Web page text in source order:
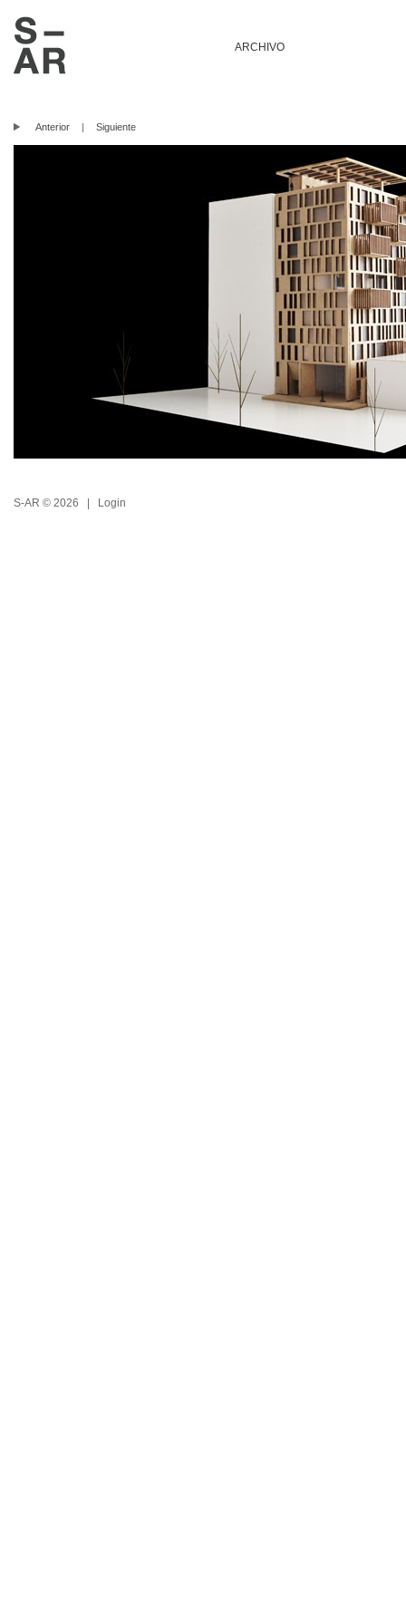
ARCHIVO
Anterior | Siguiente
S-AR © 2026 | Login